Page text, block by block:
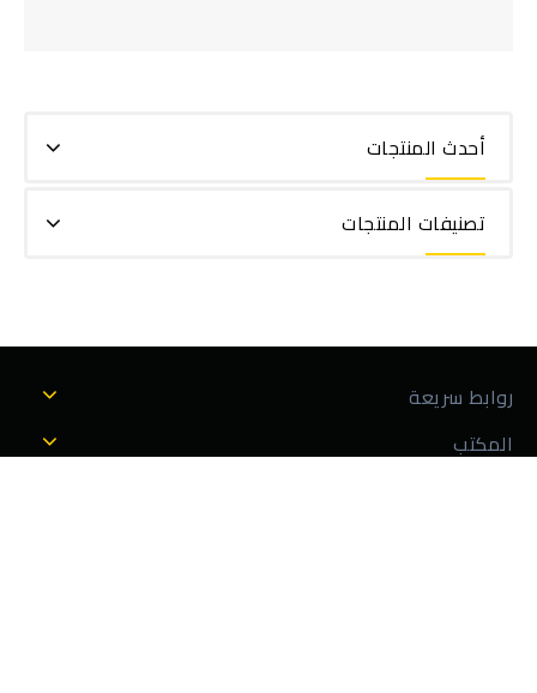
أحدث المنتجات
تصنيفات المنتجات
روابط سريعة
المكتب